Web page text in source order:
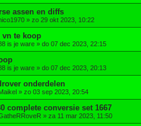
assen en diffs
» zo 29 okt 2023, 10:22
vn te koop
is je ware » do 07 dec 2023, 22:15
is je ware » do 07 dec 2023, 20:13
onderdelen
» zo 03 sep 2023, 20:54
complete conversie set 1667
» za 11 mar 2023, 11:50